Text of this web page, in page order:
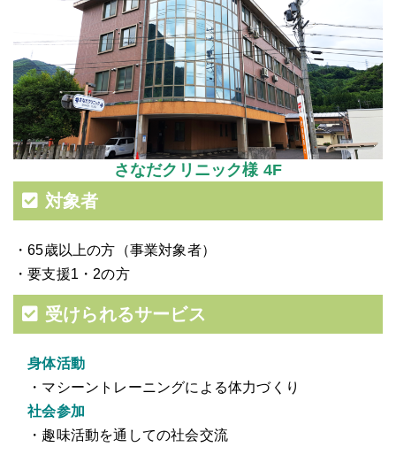
さなだクリニック様 4F
対象者
・65歳以上の方（事業対象者）
・要支援1・2の方
受けられるサービス
身体活動
・マシーントレーニングによる体力づくり
社会参加
・趣味活動を通しての社会交流